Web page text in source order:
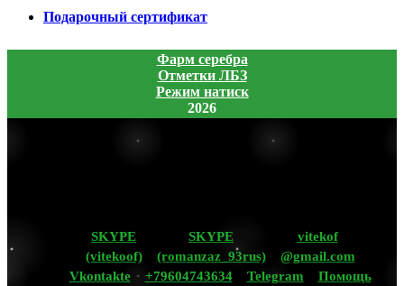
Подарочный сертификат
Фарм серебра
Отметки ЛБЗ
Режим натиск
2026
SKYPE
(vitekoof)
SKYPE
(romanzaz_93rus)
vitekof
@gmail.com
Vkontakte
+79604743634
Telegram
Помощь